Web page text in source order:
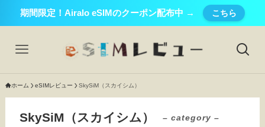
期間限定！Airalo eSIMのクーポン配布中 → こちら
ホーム eSIMレビュー SkySiM（スカイシム）
SkySiM（スカイシム） – category –